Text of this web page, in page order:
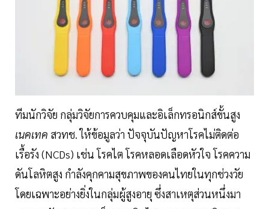
ทีมนักวิจัย กลุ่มวิจัยการควบคุมและอิเล็กทรอนิกส์ขั้นสูง
เนคเทค สวทช. ให้ข้อมูลว่า ปัจจุบันปัญหาโรคไม่ติดต่อ
เรื้อรัง (NCDs) เช่น โรคไต โรคหลอดเลือดหัวใจ โรคความ
ดันโลหิตสูง กำลังคุกคามสุขภาพของคนไทยในทุกช่วงวัย
โดยเฉพาะอย่างยิ่งในกลุ่มผู้สูงอายุ ซึ่งสาเหตุส่วนหนึ่งมา